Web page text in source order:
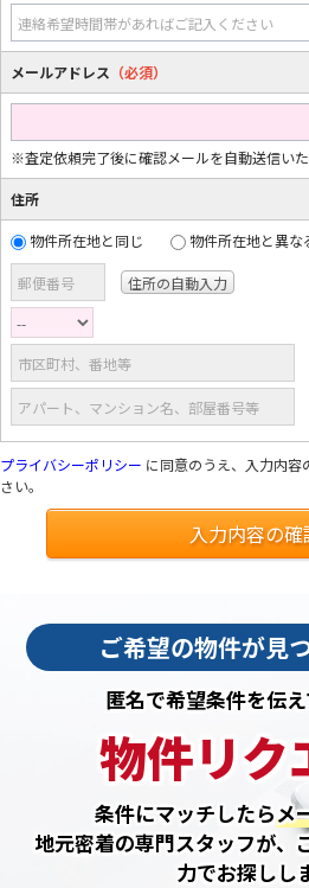
連絡希望時間帯があればご記入ください
メールアドレス （必須）
※査定依頼完了後に確認メールを自動送信いた
住所
物件所在地と同じ 物件所在地と異な
郵便番号
市区町村、番地等
アパート、マンション名、部屋番号等
プライバシーポリシー に同意のうえ、入力内
さい。
入力内容の確
ご希望の物件が見
匿名で希望条件を伝
物件リク
条件にマッチしたらメ
地元密着の専門スタッフが、
力でお探しし